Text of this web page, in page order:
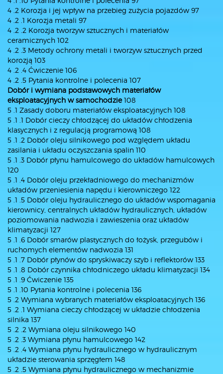
4 .2 Korozja i jej wpływ na przebieg zużycia pojazdów 97
4 .2 .1 Korozja metali 97
4 .2 .2 Korozja tworzyw sztucznych i materiałów
ceramicznych 102
4 .2 .3 Metody ochrony metali i tworzyw sztucznych przed
korozją 103
4 .2 .4 Ćwiczenie 106
4 .2 .5 Pytania kontrolne i polecenia 107
Dobór i wymiana podstawowych materiałów
eksploatacyjnych w samochodzie108
5 .1 Zasady doboru materiałów eksploatacyjnych 108
5 .1 .1 Dobór cieczy chłodzącej do układów chłodzenia
klasycznych i z regulacją programową 108
5 .1 .2 Dobór oleju silnikowego pod względem układu
zasilania i układu oczyszczania spalin 110
5 .1 .3 Dobór płynu hamulcowego do układów hamulcowych
120
5 .1 .4 Dobór oleju przekładniowego do mechanizmów
układów przeniesienia napędu i kierowniczego 122
5 .1 .5 Dobór oleju hydraulicznego do układów wspomagania
kierownicy, centralnych układów hydraulicznych, układów
poziomowania nadwozia i zawieszenia oraz układów
klimatyzacji 127
5 .1 .6 Dobór smarów plastycznych do łożysk, przegubów i
ruchomych elementów nadwozia 131
5 .1 .7 Dobór płynów do spryskiwaczy szyb i reflektorów 133
5 .1 .8 Dobór czynnika chłodniczego układu klimatyzacji 134
5 .1 .9 Ćwiczenie 135
5 .1 .10 Pytania kontrolne i polecenia 136
5 .2 Wymiana wybranych materiałów eksploatacyjnych 136
5 .2 .1 Wymiana cieczy chłodzącej w układzie chłodzenia
silnika 137
5 .2 .2 Wymiana oleju silnikowego 140
5 .2 .3 Wymiana płynu hamulcowego 142
5 .2 .4 Wymiana płynu hydraulicznego w hydraulicznym
układzie sterowania sprzęgłem 148
5 .2 .5 Wymiana płynu hydraulicznego w mechanizmie